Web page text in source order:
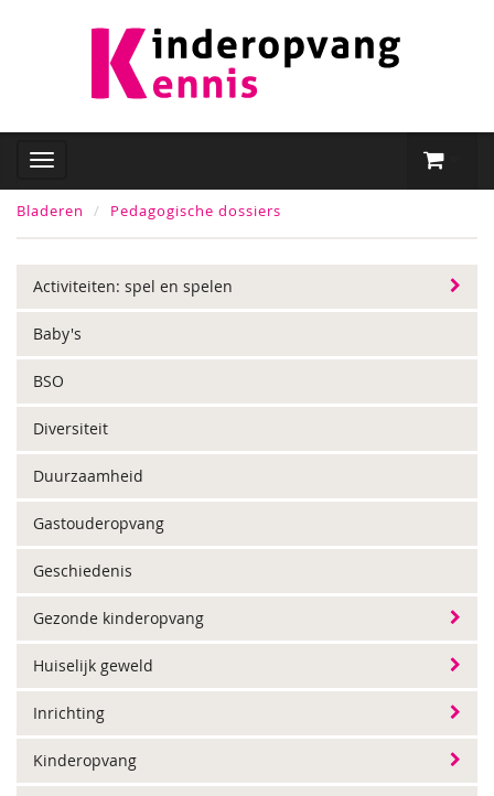
Bladeren Pedagogische dossiers
Activiteiten: spel en spelen
Baby's
BSO
Diversiteit
Duurzaamheid
Gastouderopvang
Geschiedenis
Gezonde kinderopvang
Huiselijk geweld
Inrichting
Kinderopvang